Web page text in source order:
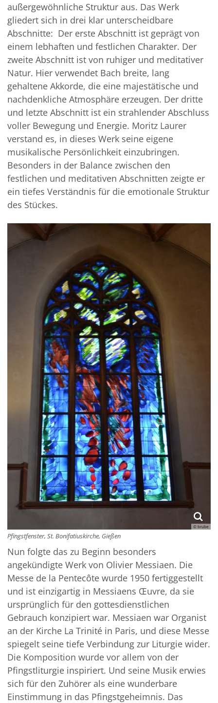
außergewöhnliche Struktur aus. Das Werk
gliedert sich in drei klar unterscheidbare
Abschnitte: Der erste Abschnitt ist geprägt von
einem lebhaften und festlichen Charakter. Der
zweite Abschnitt ist von ruhiger und meditativer
Natur. Hier verwendet Bach breite, lang
gehaltene Akkorde, die eine majestätische und
nachdenkliche Atmosphäre erzeugen. Der dritte
und letzte Abschnitt ist ein strahlender Abschluss
voller Bewegung und Energie. Moritz Laurer
verstand es, in dieses Werk seine eigene
musikalische Persönlichkeit einzubringen.
Besonders in der Balance zwischen den
festlichen und meditativen Abschnitten zeigte er
ein tiefes Verständnis für die emotionale Struktur
des Stückes.
© brube
Pfingstfenster, St. Bonifatiuskirche, Gießen
Nun folgte das zu Beginn besonders
angekündigte Werk von Olivier Messiaen. Die
Messe de la Pentecôte wurde 1950 fertiggestellt
und ist einzigartig in Messiaens Œuvre, da sie
ursprünglich für den gottesdienstlichen
Gebrauch konzipiert war. Messiaen war Organist
an der Kirche La Trinité in Paris, und diese Messe
spiegelt seine tiefe Verbindung zur Liturgie wider.
Die Komposition wurde vor allem von der
Pfingstliturgie inspiriert. Und seine Musik erwies
sich für den Zuhörer als eine wunderbare
Einstimmung in das Pfingstgeheimnis. Das